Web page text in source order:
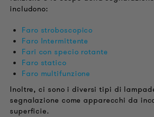
includono:
Faro stroboscopico
Faro Intermittente
Fari con specio rotante
Faro statico
Faro multifunzione
Inoltre, ci sono i diversi tipi di
segnalazione come apparecchi da
superficie.